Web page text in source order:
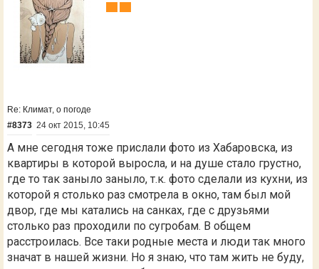
Re: Климат, о погоде
#8373 24 окт 2015, 10:45
А мне сегодня тоже прислали фото из Хабаровска, из
квартиры в которой выросла, и на душе стало грустно,
где то так заныло заныло, т.к. фото сделали из кухни, из
которой я столько раз смотрела в окно, там был мой
двор, где мы катались на санках, где с друзьями
столько раз проходили по сугробам. В общем
расстроилась. Все таки родные места и люди так много
значат в нашей жизни. Но я знаю, что там жить не буду,